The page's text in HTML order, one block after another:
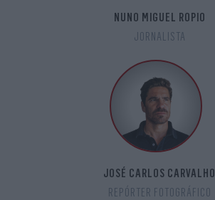
NUNO MIGUEL ROPIO
JORNALISTA
JOSÉ CARLOS CARVALHO
REPÓRTER FOTOGRÁFICO